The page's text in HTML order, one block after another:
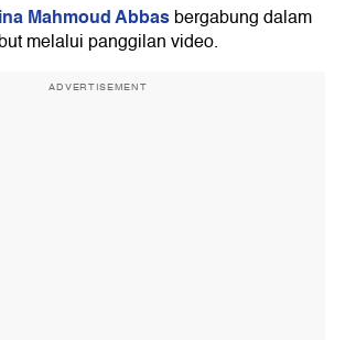
Mahmoud Abbasbergabung dalam
melalui panggilan video.
ADVERTISEMENT